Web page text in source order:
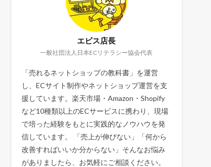
エビス店長
一般社団法人日本ECリテラシー協会代表
「売れるネットショップの教科書」を運営
し、ECサイト制作やネットショップ運営を支
援しています。楽天市場・Amazon・Shopify
など10種類以上のECサービスに携わり、現場
で培った経験をもとに実践的なノウハウを発
信しています。 「売上が伸びない」「何から
改善すればいいか分からない」そんなお悩み
がありましたら、お気軽にご相談ください。